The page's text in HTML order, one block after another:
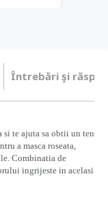
Întrebări şi
si te ajuta sa obtii un ten
a masca roseata,
Combinatia de
ingrijeste in acelasi